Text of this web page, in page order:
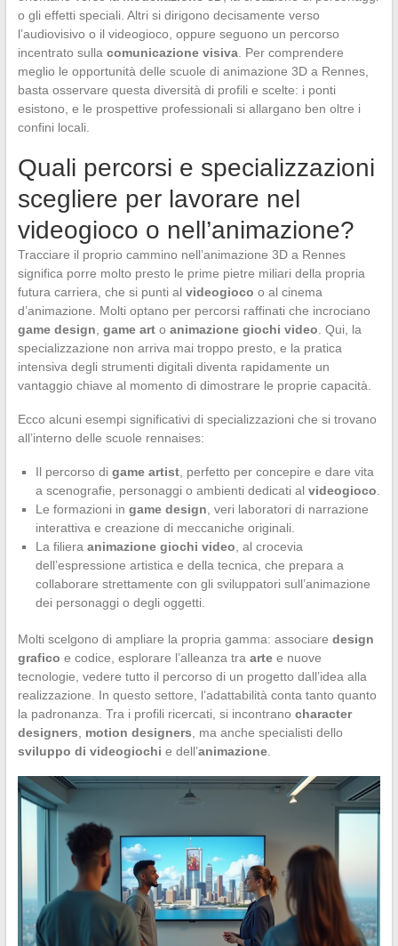
o gli effetti speciali. Altri si dirigono decisamente verso
l’audiovisivo o il videogioco, oppure seguono un percorso
incentrato sulla comunicazione visiva. Per comprendere
meglio le opportunità delle scuole di animazione 3D a Rennes,
basta osservare questa diversità di profili e scelte: i ponti
esistono, e le prospettive professionali si allargano ben oltre i
confini locali.
Quali percorsi e specializzazioni
scegliere per lavorare nel
videogioco o nell’animazione?
Tracciare il proprio cammino nell’animazione 3D a Rennes
significa porre molto presto le prime pietre miliari della propria
futura carriera, che si punti al videogioco o al cinema
d’animazione. Molti optano per percorsi raffinati che incrociano
game design game arto animazione giochi video . Qui, la
specializzazione non arriva mai troppo presto, e la pratica
intensiva degli strumenti digitali diventa rapidamente un
vantaggio chiave al momento di dimostrare le proprie capacità.
Ecco alcuni esempi significativi di specializzazioni che si trovano
all’interno delle scuole rennaises:
Il percorso di game artist, perfetto per concepire e dare vita
a scenografie, personaggi o ambienti dedicati al videogioco
Le formazioni in game design , veri laboratori di narrazione
interattiva e creazione di meccaniche originali.
La filiera animazione giochi video , al crocevia
dell’espressione artistica e della tecnica, che prepara a
collaborare strettamente con gli sviluppatori sull’animazione
dei personaggi o degli oggetti.
Molti scelgono di ampliare la propria gamma: associare design
grafico e codice, esplorare l’alleanza tra artee nuove
tecnologie, vedere tutto il percorso di un progetto dall’idea alla
realizzazione. In questo settore, l’adattabilità conta tanto quanto
la padronanza. Tra i profili ricercati, si incontrano character
designers
motion designers , ma anche specialisti dello
sviluppo di videogiochi e dell’animazione.